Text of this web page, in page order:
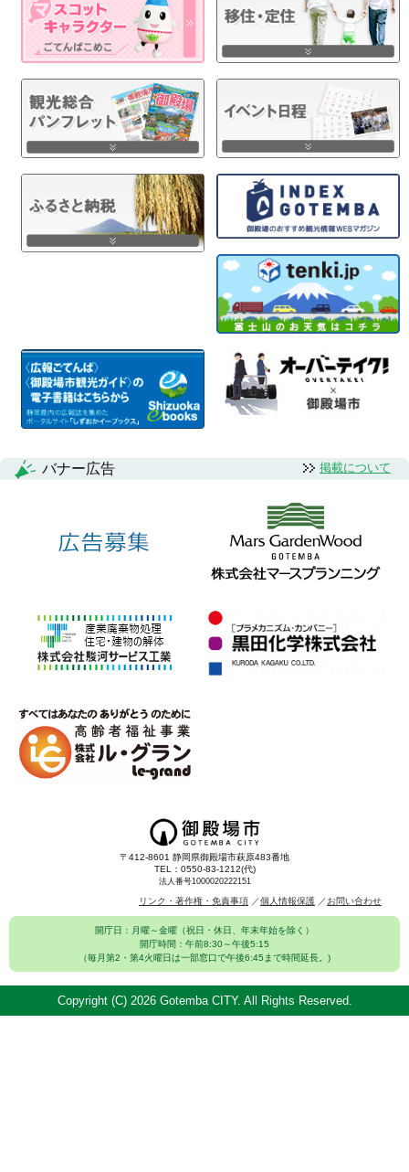
バナー広告 掲載について
〒412-8601 静岡県御殿場市萩原483番地
TEL：0550-83-1212(代)
法人番号1000020222151
リンク・著作権・免責事項 個人情報保護 お問い合わせ
開庁日：月曜～金曜（祝日・休日、年末年始を除く）
開庁時間：午前8:30～午後5:15
（毎月第2・第4火曜日は一部窓口で午後6:45まで時間延長。)
Copyright (C) 2026 Gotemba CITY. All Rights Reserved.